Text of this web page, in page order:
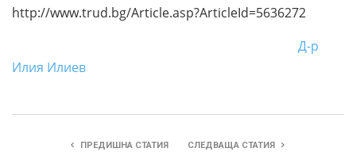
http://www.trud.bg/Article.asp?ArticleId=5636272
Д-р
Илия Илиев
ПРЕДИШНА СТАТИЯ СЛЕДВАЩА СТАТИЯ